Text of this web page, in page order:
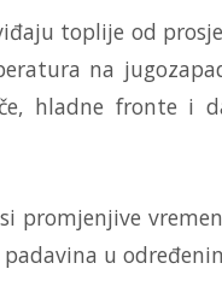
toplije od
na
hladne fronte i
promjenjive
u